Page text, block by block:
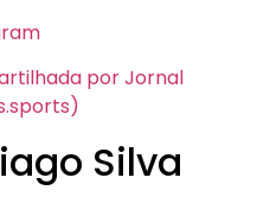
por Jornal
Silva